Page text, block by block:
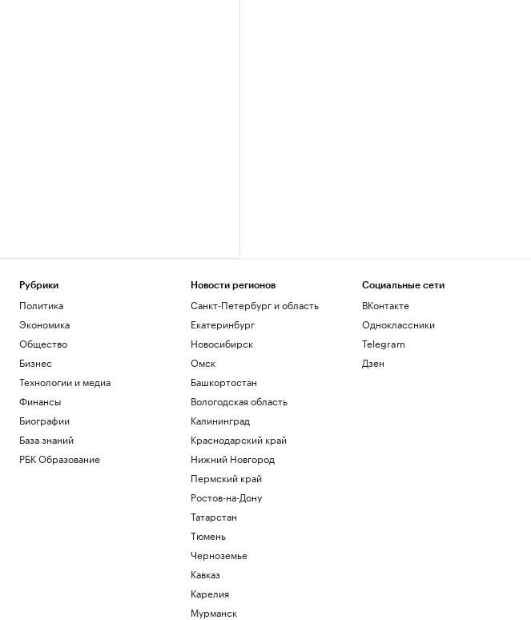
Рубрики
Политика
Экономика
Общество
Бизнес
Технологии и медиа
Финансы
Биографии
База знаний
РБК Образование
Новости регионов
Санкт-Петербург и область
Екатеринбург
Новосибирск
Омск
Башкортостан
Вологодская область
Калининград
Краснодарский край
Нижний Новгород
Пермский край
Ростов-на-Дону
Татарстан
Тюмень
Черноземье
Кавказ
Карелия
Мурманск
Социальные сети
ВКонтакте
Одноклассники
Telegram
Дзен